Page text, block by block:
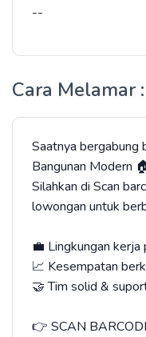
--
Cara Melamar :
Saatnya bergabung
Bangunan Modern
Silahkan di Scan
lowongan untuk
💼 Lingkungan
📈 Kesempatan
🤝 Tim solid &
👉 SCAN